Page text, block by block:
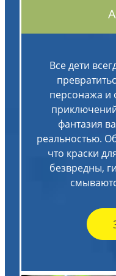
Все дети
персонажа и
фантазия
реальностью.
что краски
безвредны,